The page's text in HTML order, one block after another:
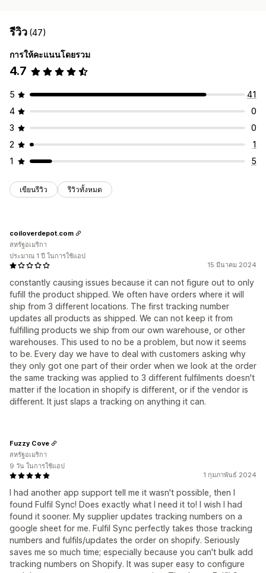
รีวิว (47)
การให้คะแนนโดยรวม
4.7
5
41
4
0
3
0
2
1
1
5
เขียนรีวิว รีวิวทั้งหมด
15 มีนาคม 2024
constantly causing issues because it can not figure out to only
fufill the product shipped. We often have orders where it will
ship from 3 different locations. The first tracking number
updates all products as shipped. We can not keep it from
fulfilling products we ship from our own warehouse, or other
warehouses. This used to no be a problem, but now it seems
to be. Every day we have to deal with customers asking why
they only got one part of their order when we look at the order
the same tracking was applied to 3 different fulfilments doesn't
matter if the location in shopify is different, or if the vendor is
different. It just slaps a tracking on anything it can.
coiloverdepot.com
สหรัฐอเมริกา
ประมาณ 1 ปี ในการใช้แอป
1 กุมภาพันธ์ 2024
I had another app support tell me it wasn't possible, then I
found Fulfil Sync! Does exactly what I need it to! I wish I had
found it sooner. My supplier updates tracking numbers on a
google sheet for me. Fulfil Sync perfectly takes those tracking
numbers and fulfils/updates the order on shopify. Seriously
saves me so much time; especially because you can't bulk add
tracking numbers on Shopify. It was super easy to configure
Fuzzy Cove
สหรัฐอเมริกา
9 วัน ในการใช้แอป